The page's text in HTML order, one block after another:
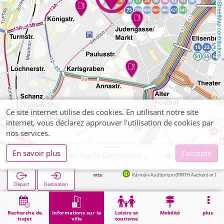
OpenStreetMap contributors
Recherche de
trajet
Informations sur la
ville
Loisirs et
tourisme
Mobilité plus
Départ Destination
Arrêts suivants: Kármán-Auditorium (RWTH Aachen) in 103m
Démarrage Informations sur la ville
Aachen, Kaiser-Karls-Gymnasium - Städt. Gymnasium
Ce site internet utilise des cookies. En utilisant notre site
internet, vous déclarez approuver l'utilisation de cookies par
nos services.
En savoir plus
J'accepte